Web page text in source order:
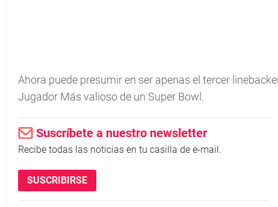
Ahora puede presumir en ser apenas el tercer
Jugador Más valioso de un Super Bowl.
Suscríbete a nuestro newsletter
Recibe todas las noticias en tu casilla de e-mail.
SUSCRIBIRSE